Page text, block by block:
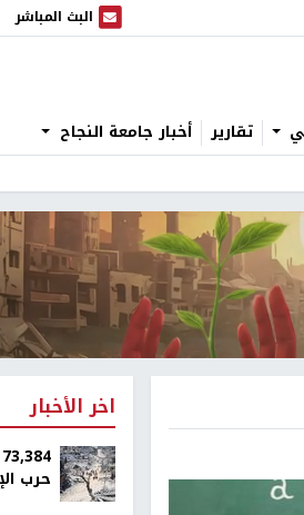
البث المباشر
البث المباشر
تقارير أخبار جامعة النجاح
اخر الأخبار
حرب